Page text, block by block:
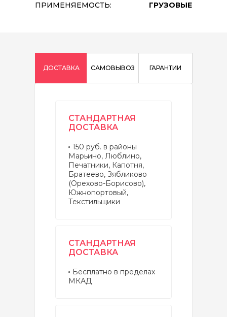
ПРИМЕНЯЕМОСТЬ: ГРУЗОВЫЕ
ДОСТАВКА САМОВЫВОЗ ГАРАНТИИ
СТАНДАРТНАЯ
ДОСТАВКА
150 руб. в районы
Марьино, Люблино,
Печатники, Капотня,
Братеево, Зябликово
(Орехово-Борисово),
Южнопортовый,
Текстильщики
СТАНДАРТНАЯ
ДОСТАВКА
Бесплатно в пределах
МКАД